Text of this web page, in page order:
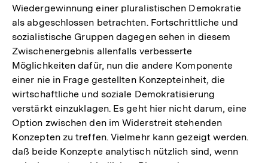
Wiedergewinnung einer pluralistischen Demokratie
als abgeschlossen betrachten. Fortschrittliche und
sozialistische Gruppen dagegen sehen in diesem
Zwischenergebnis allenfalls verbesserte
Möglichkeiten dafür, nun die andere Komponente
einer nie in Frage gestellten Konzepteinheit, die
wirtschaftliche und soziale Demokratisierung
verstärkt einzuklagen. Es geht hier nicht darum, eine
Option zwischen den im Widerstreit stehenden
Konzepten zu treffen. Vielmehr kann gezeigt werden.
daß beide Konzepte analytisch nützlich sind, wenn